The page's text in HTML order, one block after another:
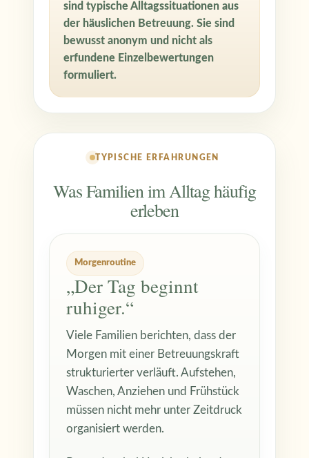
sind typische Alltagssituationen aus
der häuslichen Betreuung. Sie sind
bewusst anonym und nicht als
erfundene Einzelbewertungen
formuliert.
TYPISCHE ERFAHRUNGEN
Was Familien im Alltag häufig
erleben
Morgenroutine
„Der Tag beginnt
ruhiger.“
Viele Familien berichten, dass der
Morgen mit einer Betreuungskraft
strukturierter verläuft. Aufstehen,
Waschen, Anziehen und Frühstück
müssen nicht mehr unter Zeitdruck
organisiert werden.